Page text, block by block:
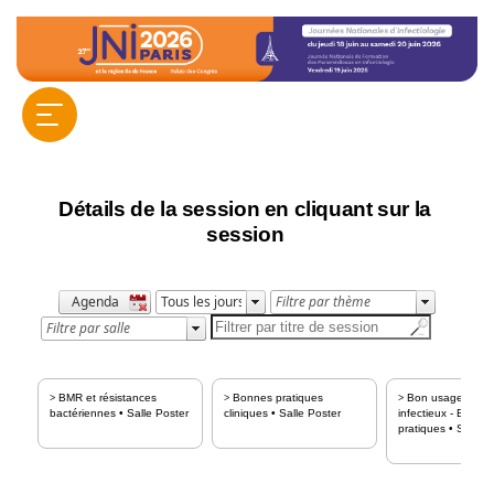
Détails de la session en cliquant sur la
session
> BMR et résistances
bactériennes • Salle Poster
> Bonnes pratiques
cliniques • Salle Poster
> Bon usage des
infectieux -
pratiques • Salle